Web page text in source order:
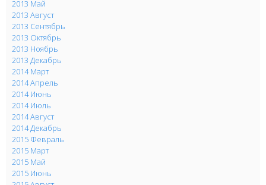
2013 Май
2013 Август
2013 Сентябрь
2013 Октябрь
2013 Ноябрь
2013 Декабрь
2014 Март
2014 Апрель
2014 Июнь
2014 Июль
2014 Август
2014 Декабрь
2015 Февраль
2015 Март
2015 Май
2015 Июнь